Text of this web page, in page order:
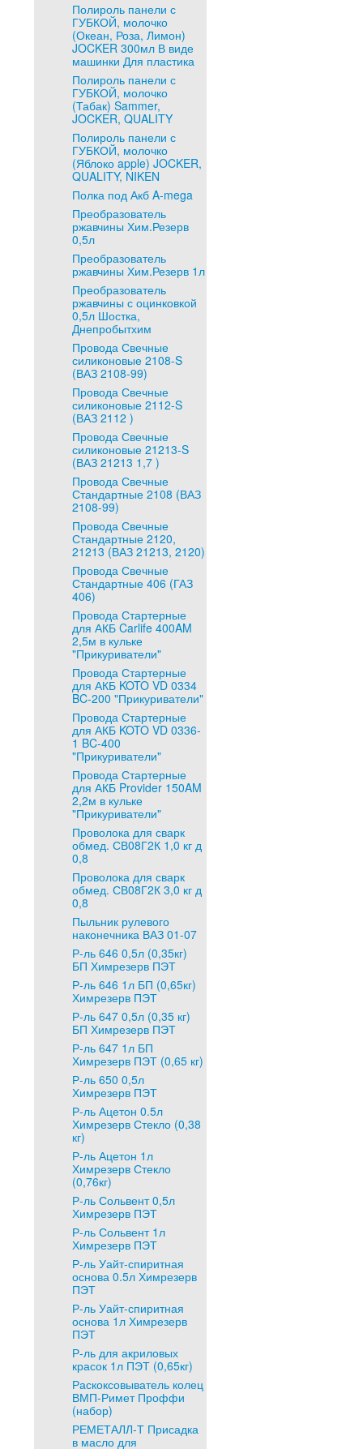
Полироль панели с
ГУБКОЙ, молочко
(Океан, Роза, Лимон)
JOCKER 300мл В виде
машинки Для пластика
Полироль панели с
ГУБКОЙ, молочко
(Табак) Sammer,
JOCKER, QUALITY
Полироль панели с
ГУБКОЙ, молочко
(Яблоко apple) JOCKER,
QUALITY, NIKEN
Полка под Акб A-mega
Преобразователь
ржавчины Хим.Резерв
0,5л
Преобразователь
ржавчины Хим.Резерв 1л
Преобразователь
ржавчины с оцинковкой
0,5л Шостка,
Днепробытхим
Провода Свечные
силиконовые 2108-S
(ВАЗ 2108-99)
Провода Свечные
силиконовые 2112-S
(ВАЗ 2112 )
Провода Свечные
силиконовые 21213-S
(ВАЗ 21213 1,7 )
Провода Свечные
Стандартные 2108 (ВАЗ
2108-99)
Провода Свечные
Стандартные 2120,
21213 (ВАЗ 21213, 2120)
Провода Свечные
Стандартные 406 (ГАЗ
406)
Провода Стартерные
для АКБ Carlife 400AM
2,5м в кульке
"Прикуриватели"
Провода Стартерные
для АКБ KOTO VD 0334
BC-200 "Прикуриватели"
Провода Стартерные
для АКБ KOTO VD 0336-
1 BC-400
"Прикуриватели"
Провода Стартерные
для АКБ Provider 150AM
2,2м в кульке
"Прикуриватели"
Проволока для сварк
обмед. СВ08Г2К 1,0 кг д
0,8
Проволока для сварк
обмед. СВ08Г2К 3,0 кг д
0,8
Пыльник рулевого
наконечника ВАЗ 01-07
Р-ль 646 0,5л (0,35кг)
БП Химрезерв ПЭТ
Р-ль 646 1л БП (0,65кг)
Химрезерв ПЭТ
Р-ль 647 0,5л (0,35 кг)
БП Химрезерв ПЭТ
Р-ль 647 1л БП
Химрезерв ПЭТ (0,65 кг)
Р-ль 650 0,5л
Химрезерв ПЭТ
Р-ль Ацетон 0.5л
Химрезерв Стекло (0,38
кг)
Р-ль Ацетон 1л
Химрезерв Стекло
(0,76кг)
Р-ль Сольвент 0,5л
Химрезерв ПЭТ
Р-ль Сольвент 1л
Химрезерв ПЭТ
Р-ль Уайт-спиритная
основа 0.5л Химрезерв
ПЭТ
Р-ль Уайт-спиритная
основа 1л Химрезерв
ПЭТ
Р-ль для акриловых
красок 1л ПЭТ (0,65кг)
Раскоксовыватель колец
ВМП-Римет Проффи
(набор)
РЕМЕТАЛЛ-Т Присадка
в масло для